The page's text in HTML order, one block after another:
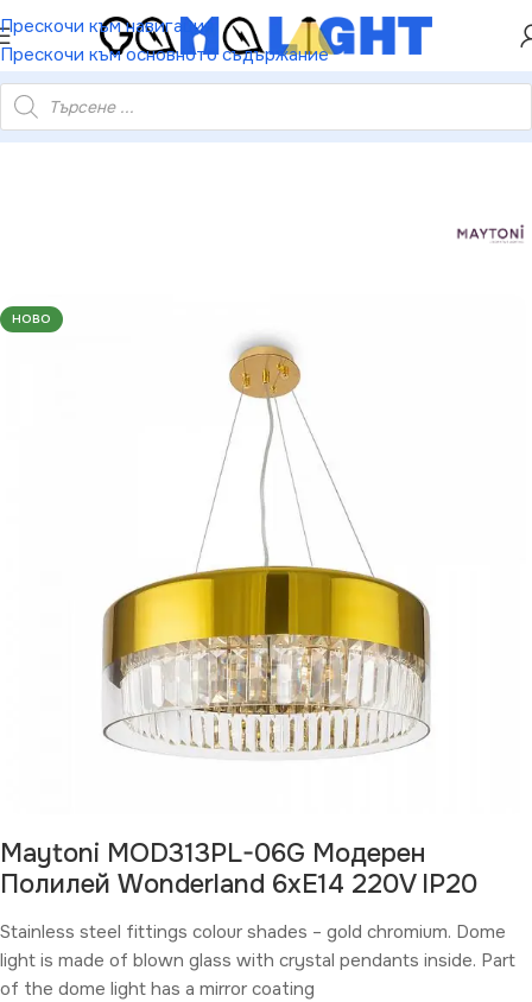
Прескочи към навигация
Прескочи към основното съдържание
НАМАЛЕНИЕ ОТ 5%
06G Модерен Полилей Wonderland 6xE14 220V IP20
НОВО
Maytoni MOD313PL-06G Модерен
Полилей Wonderland 6xE14 220V IP20
Stainless steel fittings colour shades – gold chromium. Dome
light is made of blown glass with crystal pendants inside. Part
of the dome light has a mirror coating